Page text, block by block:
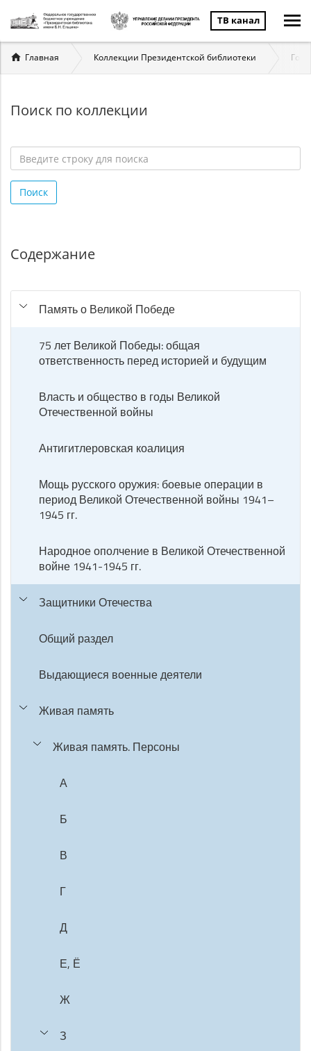
ТВ канал
Вы
здесь
Главная Коллекции Президентской библиотеки
Поиск по коллекции
строку
для
Поиск
Содержание
Память о Великой Победе
75 лет Великой Победы: общая
ответственность перед историей и будущим
Власть и общество в годы Великой
Отечественной войны
Антигитлеровская коалиция
Мощь русского оружия: боевые операции в
период Великой Отечественной войны 1941–
1945 гг.
Народное ополчение в Великой Отечественной
войне 1941-1945 гг.
Защитники Отечества
Общий раздел
Выдающиеся военные деятели
Живая память
Живая память. Персоны
А
Б
В
Г
Д
Е, Ё
Ж
З